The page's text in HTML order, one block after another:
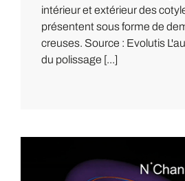
intérieur et extérieur des
présentent sous forme de
creuses. Source : Evolutis
du polissage [...]